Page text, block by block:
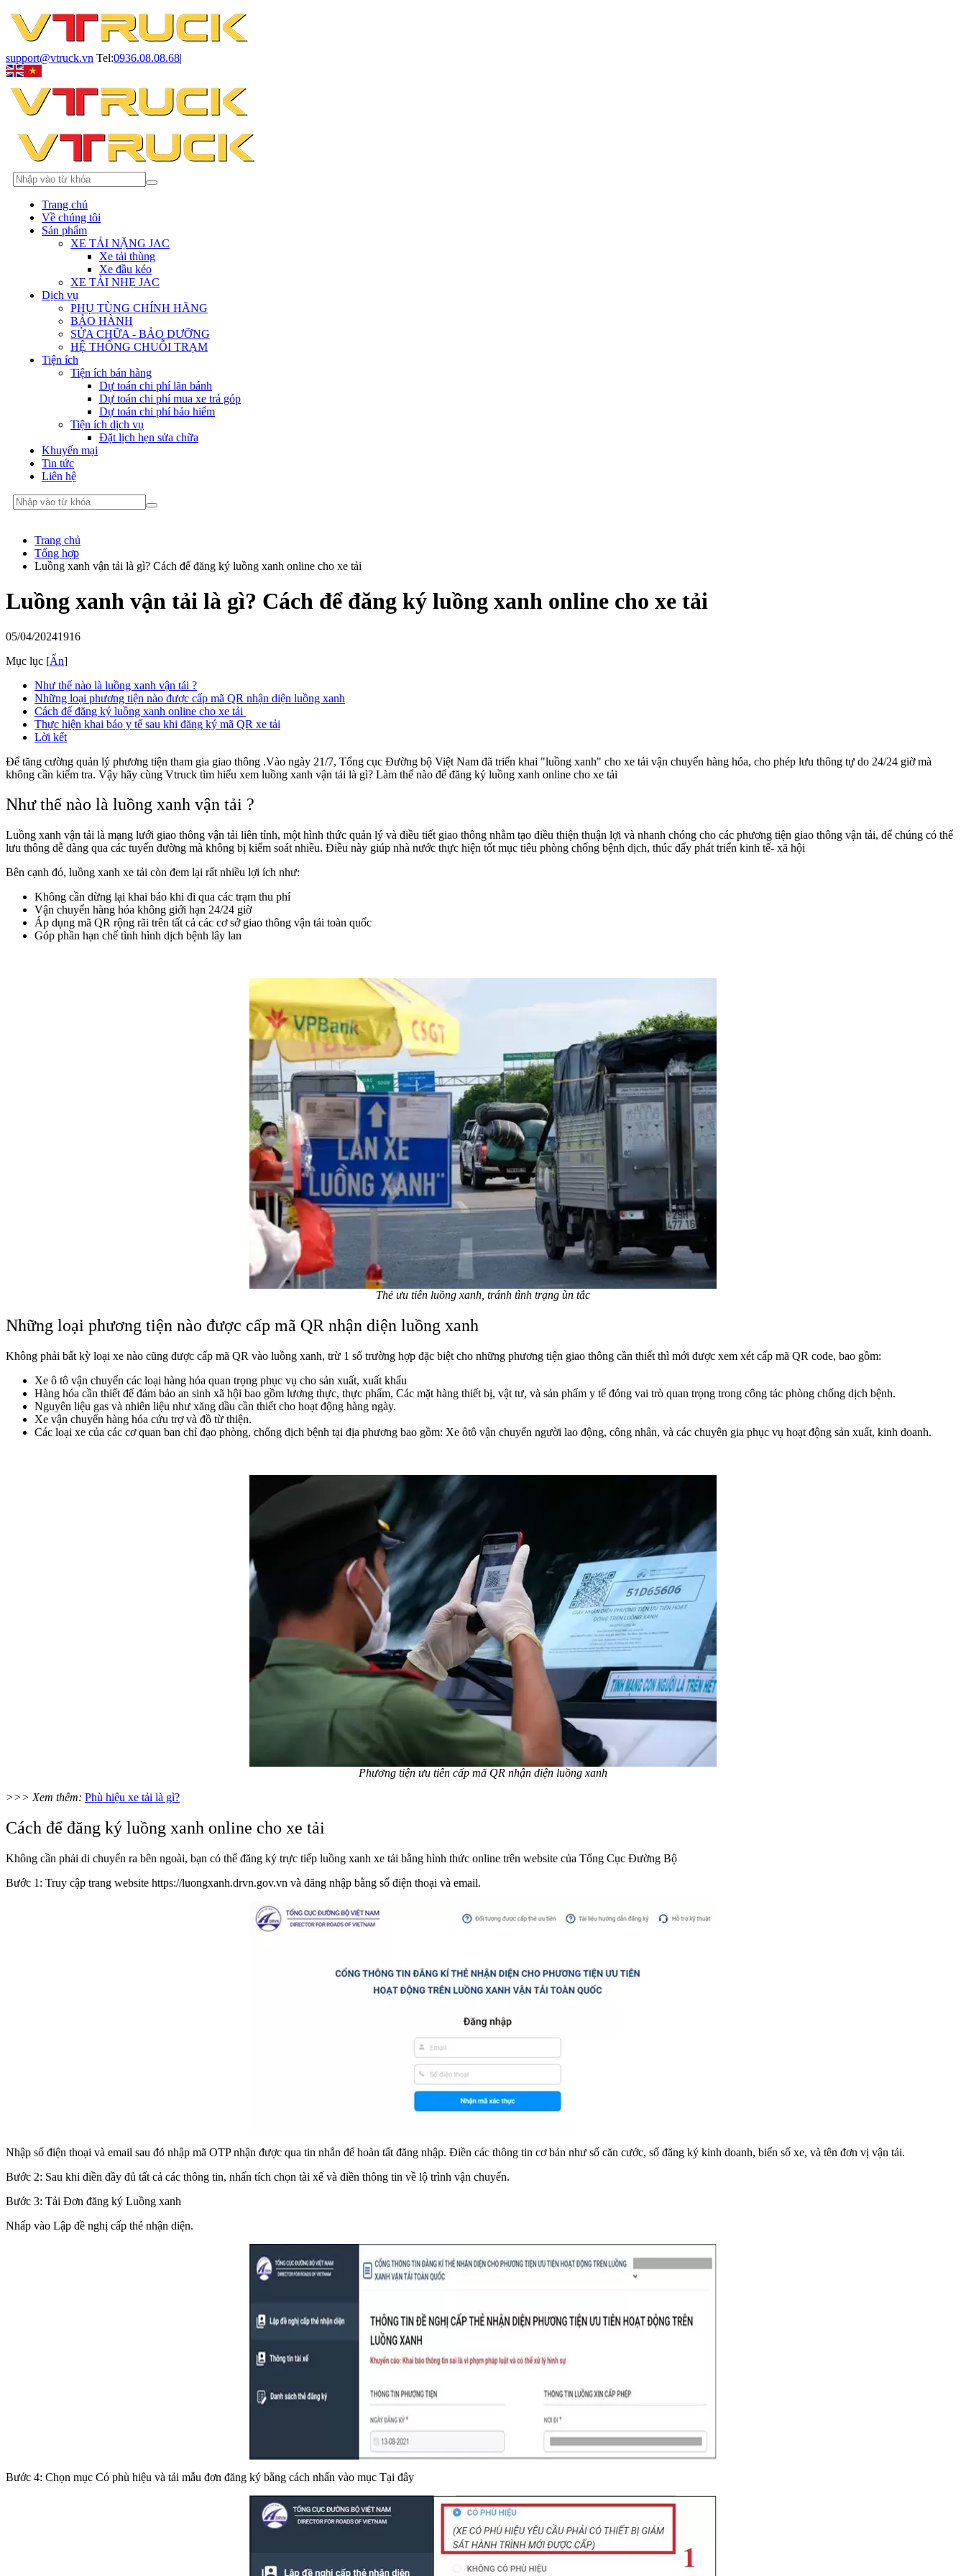
support@vtruck.vn Tel:0936.08.08.68|
Trang chủ
Về chúng tôi
Sản phẩm
XE TẢI NẶNG JAC
Xe tải thùng
Xe đầu kéo
XE TẢI NHẸ JAC
Dịch vụ
PHỤ TÙNG CHÍNH HÃNG
BẢO HÀNH
SỬA CHỮA - BẢO DƯỠNG
HỆ THỐNG CHUỖI TRẠM
Tiện ích
Tiện ích bán hàng
Dự toán chi phí lăn bánh
Dự toán chi phí mua xe trả góp
Dự toán chi phí bảo hiểm
Tiện ích dịch vụ
Đặt lịch hẹn sửa chữa
Khuyến mại
Tin tức
Liên hệ
Trang chủ
Tổng hợp
Luồng xanh vận tải là gì? Cách để đăng ký luồng xanh online cho xe tải
Luồng xanh vận tải là gì? Cách để đăng ký luồng xanh online cho xe tải
05/04/20241916
Mục lục [Ẩn]
Như thế nào là luồng xanh vận tải ?
Những loại phương tiện nào được cấp mã QR nhận diện luồng xanh
Cách để đăng ký luồng xanh online cho xe tải
Thực hiện khai báo y tế sau khi đăng ký mã QR xe tải
Lời kết
Để tăng cường quản lý phương tiện tham gia giao thông .Vào ngày 21/7, Tổng cục Đường bộ Việt Nam đã triển khai "luồng xanh" cho xe tải vận chuyển hàng hóa, cho phép lưu thông tự do 24/24 giờ mà
không cần kiểm tra. Vậy hãy cùng Vtruck tìm hiểu xem luồng xanh vận tải là gì? Làm thế nào để đăng ký luồng xanh online cho xe tải
Như thế nào là luồng xanh vận tải ?
Luồng xanh vận tải là mạng lưới giao thông vận tải liên tỉnh, một hình thức quản lý và điều tiết giao thông nhằm tạo điều thiện thuận lợi và nhanh chóng cho các phương tiện giao thông vận tải, để chúng có thể
lưu thông dễ dàng qua các tuyến đường mà không bị kiểm soát nhiều. Điều này giúp nhà nước thực hiện tốt mục tiêu phòng chống bệnh dịch, thúc đẩy phát triển kinh tế- xã hội
Bên cạnh đó, luồng xanh xe tải còn đem lại rất nhiều lợi ích như:
Không cần dừng lại khai báo khi đi qua các trạm thu phí
Vận chuyển hàng hóa không giới hạn 24/24 giờ
Áp dụng mã QR rộng rãi trên tất cả các cơ sở giao thông vận tải toàn quốc
Góp phần hạn chế tình hình dịch bệnh lây lan
Thẻ ưu tiên luồng xanh, tránh tình trạng ùn tắc
Những loại phương tiện nào được cấp mã QR nhận diện luồng xanh
Không phải bất kỳ loại xe nào cũng được cấp mã QR vào luồng xanh, trừ 1 số trường hợp đặc biệt cho những phương tiện giao thông cần thiết thì mới được xem xét cấp mã QR code, bao gồm:
Xe ô tô vận chuyển các loại hàng hóa quan trọng phục vụ cho sản xuất, xuất khẩu
Hàng hóa cần thiết để đảm bảo an sinh xã hội bao gồm lương thực, thực phẩm, Các mặt hàng thiết bị, vật tư, và sản phẩm y tế đóng vai trò quan trọng trong công tác phòng chống dịch bệnh.
Nguyên liệu gas và nhiên liệu như xăng dầu cần thiết cho hoạt động hàng ngày.
Xe vận chuyển hàng hóa cứu trợ và đồ từ thiện.
Các loại xe của các cơ quan ban chỉ đạo phòng, chống dịch bệnh tại địa phương bao gồm: Xe ôtô vận chuyển người lao động, công nhân, và các chuyên gia phục vụ hoạt động sản xuất, kinh doanh.
Phương tiện ưu tiên cấp mã QR nhận diện luồng xanh
>>> Xem thêm: Phù hiệu xe tải là gì?
Cách để đăng ký luồng xanh online cho xe tải
Không cần phải di chuyển ra bên ngoài, bạn có thể đăng ký trực tiếp luồng xanh xe tải bằng hình thức online trên website của Tổng Cục Đường Bộ
Bước 1: Truy cập trang website https://luongxanh.drvn.gov.vn và đăng nhập bằng số điện thoại và email.
Nhập số điện thoại và email sau đó nhập mã OTP nhận được qua tin nhắn để hoàn tất đăng nhập. Điền các thông tin cơ bản như số căn cước, số đăng ký kinh doanh, biển số xe, và tên đơn vị vận tải.
Bước 2: Sau khi điền đầy đủ tất cả các thông tin, nhấn tích chọn tài xế và điền thông tin về lộ trình vận chuyển.
Bước 3: Tải Đơn đăng ký Luồng xanh
Nhấp vào Lập đề nghị cấp thẻ nhận diện.
Bước 4: Chọn mục Có phù hiệu và tải mẫu đơn đăng ký bằng cách nhấn vào mục Tại đây